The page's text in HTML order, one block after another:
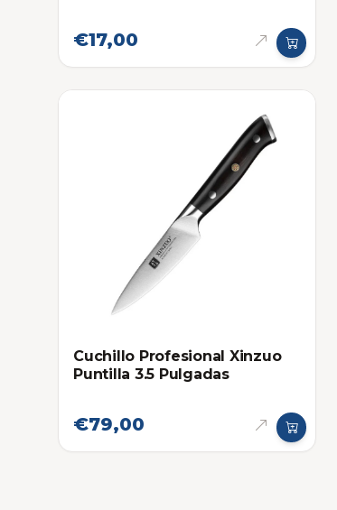
€17,00
Cuchillo Profesional Xinzuo
Puntilla 3.5 Pulgadas
€79,00